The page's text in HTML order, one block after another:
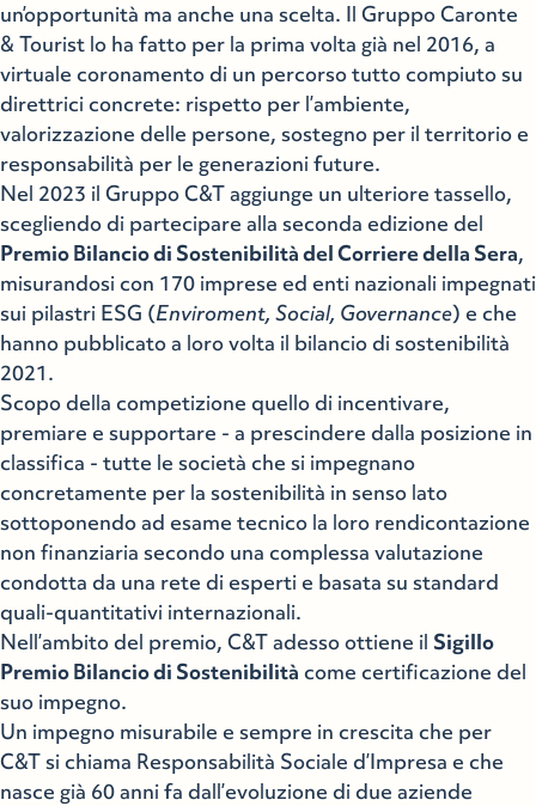
un’opportunità ma anche una scelta. Il Gruppo Caronte
& Tourist lo ha fatto per la prima volta già nel 2016, a
virtuale coronamento di un percorso tutto compiuto su
direttrici concrete: rispetto per l’ambiente,
valorizzazione delle persone, sostegno per il territorio e
responsabilità per le generazioni future.
Nel 2023 il Gruppo C&T aggiunge un ulteriore tassello,
scegliendo di partecipare alla seconda edizione del
Premio Bilancio di Sostenibilità del Corriere della Sera,
misurandosi con 170 imprese ed enti nazionali impegnati
sui pilastri ESG (Enviroment, Social, Governance) e che
hanno pubblicato a loro volta il bilancio di sostenibilità
2021.
Scopo della competizione quello di incentivare,
premiare e supportare - a prescindere dalla posizione in
classifica - tutte le società che si impegnano
concretamente per la sostenibilità in senso lato
sottoponendo ad esame tecnico la loro rendicontazione
non finanziaria secondo una complessa valutazione
condotta da una rete di esperti e basata su standard
quali-quantitativi internazionali.
Nell’ambito del premio, C&T adesso ottiene il Sigillo
Premio Bilancio di Sostenibilità come certificazione del
suo impegno.
Un impegno misurabile e sempre in crescita che per
C&T si chiama Responsabilità Sociale d’Impresa e che
nasce già 60 anni fa dall’evoluzione di due aziende